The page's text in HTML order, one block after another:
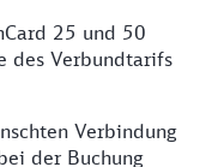
25 und 50
des Verbundtarifs
Verbindung
der Buchung